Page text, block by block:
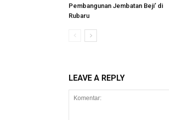
Pembangunan Jembatan Beji’ di
Rubaru
LEAVE A REPLY